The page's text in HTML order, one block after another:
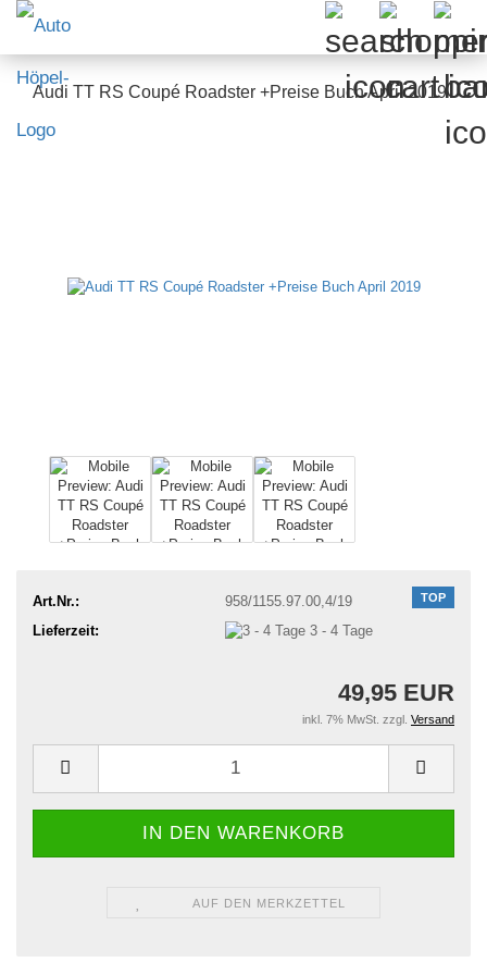
Audi TT RS Coupé Roadster +Preise Buch April 2019
TOP
Art.Nr.:
958/1155.97.00,4/19
Lieferzeit:
3 - 4 Tage
49,95 EUR
inkl. 7% MwSt. zzgl. Versand
AUF DEN MERKZETTEL